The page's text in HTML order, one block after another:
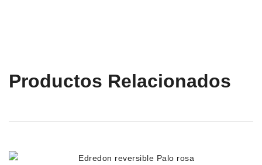
Productos Relacionados